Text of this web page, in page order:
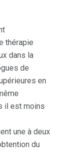
thérapie
dans la
de
en
il est moins
une à deux
du